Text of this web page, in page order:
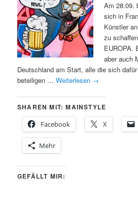
Am 28.09.
sich in
Künstler
zu
EUROPA.
aber auch
Deutschland am Start, alle die sich
beteiligen …Weiterlesen →
SHAREN MIT: MAINSTYLE
Facebook
X
Mehr
GEFÄLLT MIR: